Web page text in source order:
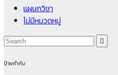
แผนกวิชา
ไม่มีหมวดหมู่
ป้ายกำกับ